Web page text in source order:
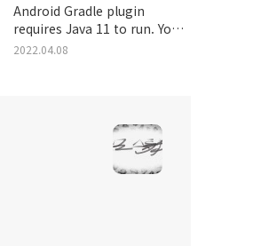
Android Gradle plugin
requires Java 11 to run. You
are currently using Java 1.8.
2022.04.08